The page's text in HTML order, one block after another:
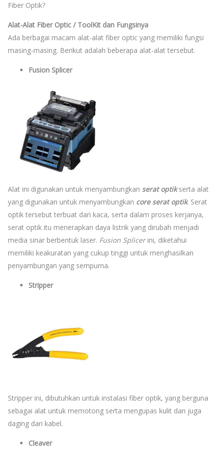
Fiber Optik?
Alat-Alat Fiber Optic / ToolKit dan Fungsinya
Ada berbagai macam alat-alat fiber optic yang memiliki fungsi
masing-masing. Berikut adalah beberapa alat-alat tersebut.
Fusion Splicer
Alat ini digunakan untuk menyambungkan serat optikserta alat
yang digunakan untuk menyambungkan core serat optik. Serat
optik tersebut terbuat dari kaca, serta dalam proses kerjanya,
serat optik itu menerapkan daya listrik yang dirubah menjadi
media sinar berbentuk laser. Fusion Splicerini, diketahui
memiliki keakuratan yang cukup tinggi untuk menghasilkan
penyambungan yang sempurna.
Stripper
Stripper ini, dibutuhkan untuk instalasi fiber optik, yang berguna
sebagai alat untuk memotong serta mengupas kulit dan juga
daging dari kabel.
Cleaver